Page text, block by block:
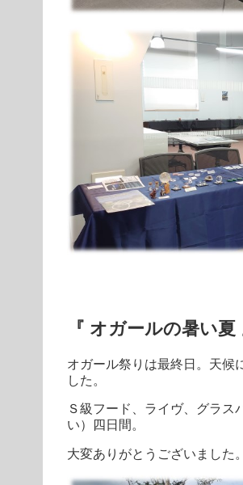
『 オガールの暑い夏
オガール祭りは最終日。天候
した。
Ｓ級フード、ライヴ、グラス
い）四日間。
大変ありがとうございました